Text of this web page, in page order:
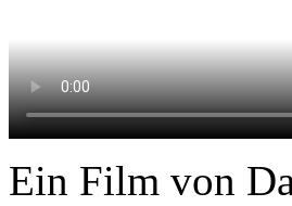
Ein Film von